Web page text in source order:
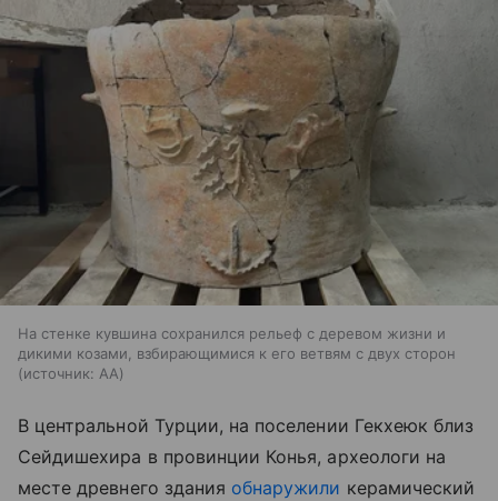
На стенке кувшина сохранился рельеф с деревом жизни и
дикими козами, взбирающимися к его ветвям с двух сторон
источник: AA
В центральной Турции, на поселении Гекхеюк близ
Сейдишехира в провинции Конья, археологи на
месте древнего здания обнаружили керамический